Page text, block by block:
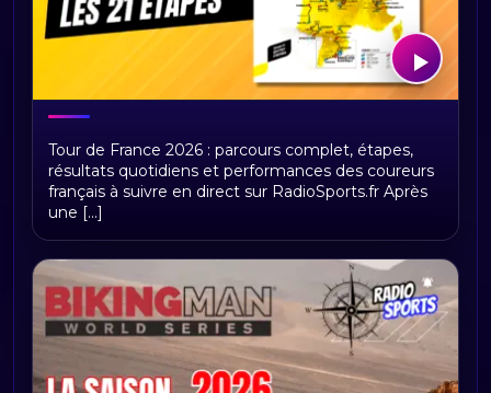
Tour de France 2026 : présentation,
étapes et replays Radio Sports
Tour de France 2026 : parcours complet, étapes,
résultats quotidiens et performances des coureurs
français à suivre en direct sur RadioSports.fr Après
une [...]